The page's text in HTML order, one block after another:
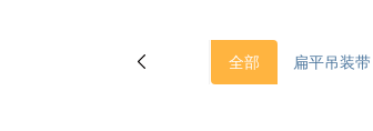
全部 扁平吊装带